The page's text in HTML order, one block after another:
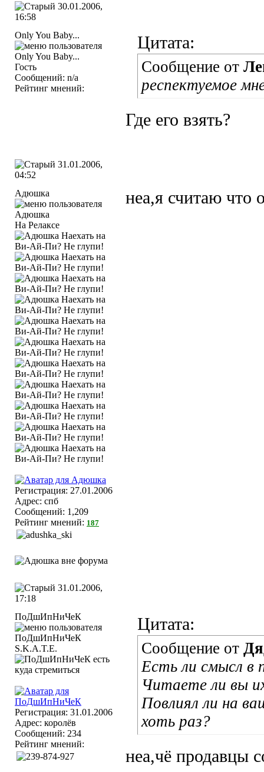
30.01.2006,
16:58
Only You Baby...
Гость
Сообщений: n/a
Рейтинг мнений:
Цитата:
Сообщение от
респектуемое
Где его взять?
31.01.2006,
04:52
Адюшка
На Релаксе
Регистрация: 27.01.2006
Адрес: спб
Сообщений: 1,209
Рейтинг мнений: 187
неа,я считаю что
31.01.2006,
17:18
ПоДшИпНиЧеК
S.K.A.T.E.
Регистрация: 31.01.2006
Адрес: королёв
Сообщений: 234
Рейтинг мнений:
Цитата:
Сообщение от
Есть ли смысл в
Читаете ли вы
Повлиял ли на
хоть раз?
неа,чё продавцы